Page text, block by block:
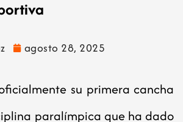
agosto 28, 2025
su primera cancha
paralímpica que ha dado